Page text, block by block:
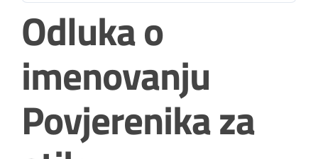
Odluka o
imenovanju
Povjerenika za